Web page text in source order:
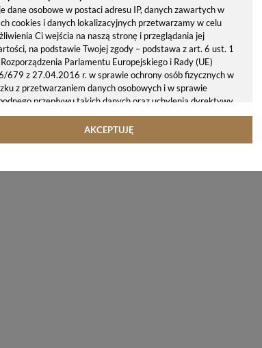
dane osobowe w postaci adresu IP, danych zawartych w
cookies i danych lokalizacyjnych przetwarzamy w celu
Ci wejścia na naszą stronę i przeglądania jej
na podstawie Twojej zgody – podstawa z art. 6 ust. 1
Parlamentu Europejskiego i Rady (UE)
679 z 27.04.2016 r. w sprawie ochrony osób fizycznych w
z przetwarzaniem danych osobowych i w sprawie
przepływu takich danych oraz uchylenia dyrektywy
WE (ogólne rozporządzenie o ochronie danych, tj. RODO).
dane osobowe możemy udostępniać hostingodawcy. Takie
z naszymi poleceniami. Przekazujemy Twoje dane poza
AKCEPTUJĘ